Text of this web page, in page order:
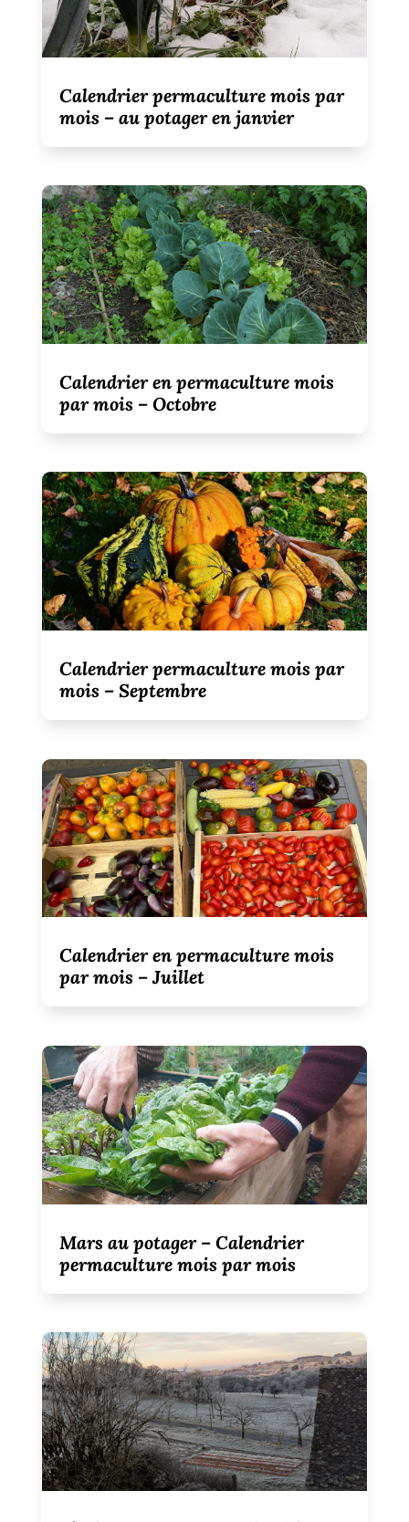
Calendrier permaculture mois par
mois – au potager en janvier
Calendrier en permaculture mois
par mois – Octobre
Calendrier permaculture mois par
mois – Septembre
Calendrier en permaculture mois
par mois – Juillet
Mars au potager – Calendrier
permaculture mois par mois